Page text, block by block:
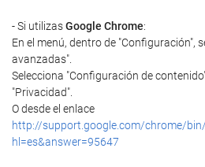
- Si utilizasGoogle Chrome:
En el menú, dentro de "Configuración",
avanzadas".
Selecciona "Configuración de
"Privacidad".
O desde el enlace
http://support.google.com/chrome/
hl=es&answer=95647